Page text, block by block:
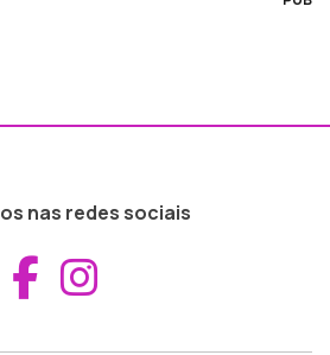
nas redes sociais
Aceder ao